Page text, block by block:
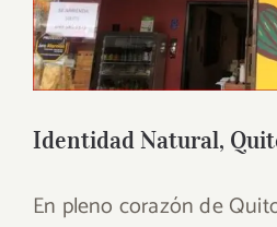
Identidad Natural,
En pleno corazón de